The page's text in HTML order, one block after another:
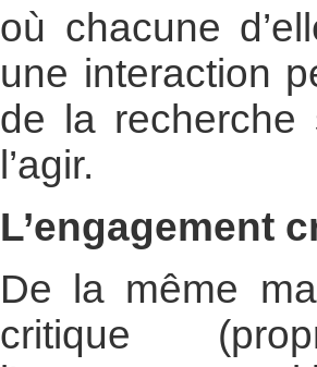
où chacune
une interaction
de la recherche
l’agir.
L’engagement
De la même
critique